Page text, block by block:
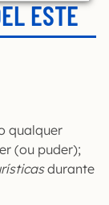
ESTE
qualquer
(ou puder);
durante